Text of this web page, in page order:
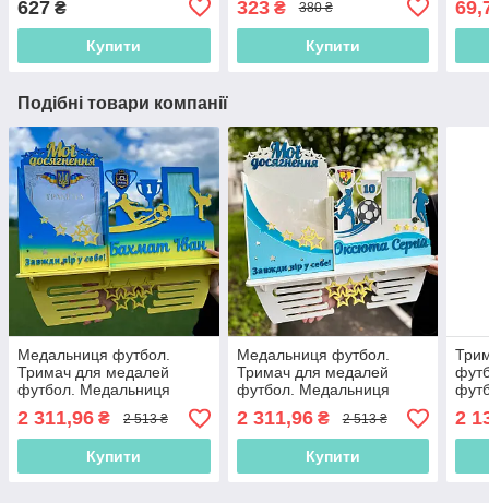
Копілка. Копилка
627 ₴
Купити
День народження. Іменна
фоторамка
323₴ 380 ₴
Купити
Подібні товари компанії
Медальниця футбол.
Тримач для медалей
футбол. Медальниця
футболісту. Поличка для
футболіста. Дипломниця
2 311,96 ₴ 2 513 ₴
Купити
Медальниця футбол.
Тримач для медалей
футбол. Медальниця
футболісту. Поличка для
футболіста. Дипломниця
2 311,96₴ 2 513 ₴
Купити
2